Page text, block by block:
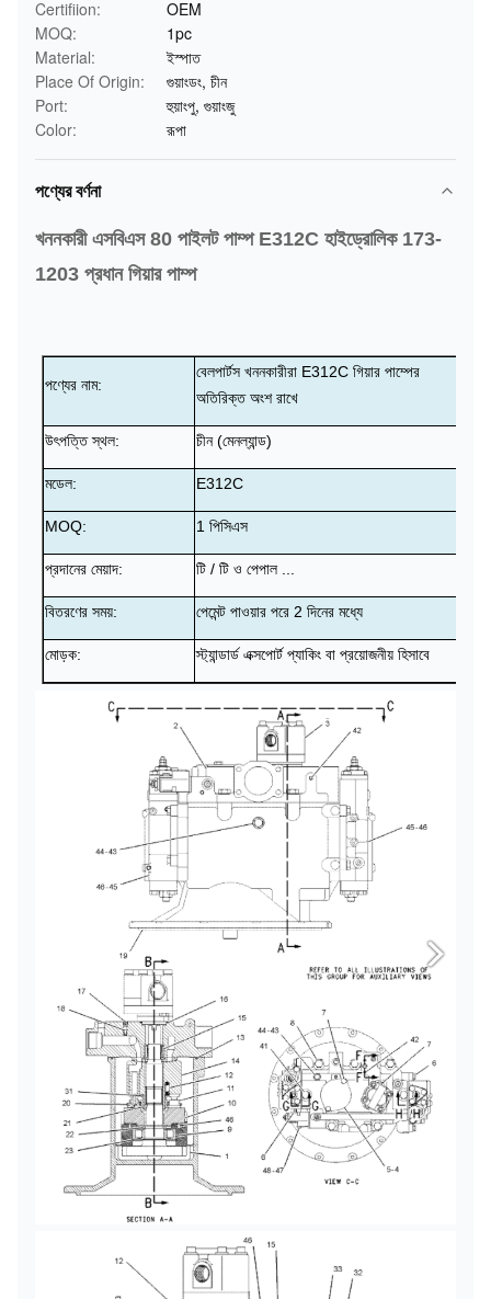
Certifiion:
OEM
MOQ:
1pc
Material:
ইস্পাত
Place Of Origin:
গুয়াংডং, চীন
Port:
হুয়াংপু, গুয়াংজু
Color:
রূপা
পণ্যের বর্ণনা
খননকারী এসবিএস 80 পাইলট পাম্প E312C হাইড্রোলিক 173-
1203 প্রধান গিয়ার পাম্প
পণ্যের নাম:
বেলপার্টস খননকারীরা E312C গিয়ার পাম্পের
অতিরিক্ত অংশ রাখে
উৎপত্তি স্থল: চীন (মেনল্যান্ড)
মডেল: E312C
MOQ: 1 পিসিএস
প্রদানের মেয়াদ: টি / টি ও পেপাল ...
বিতরণের সময়: পেমেন্ট পাওয়ার পরে 2 দিনের মধ্যে
মোড়ক: স্ট্যান্ডার্ড এক্সপোর্ট প্যাকিং বা প্রয়োজনীয় হিসাবে